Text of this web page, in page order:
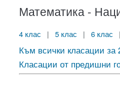
Математика -
4 клас | 5 клас | 6 клас |
Към всички класации
Класации от предишни